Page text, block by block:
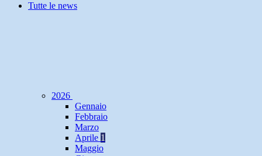
Tutte le news
2026
Gennaio
Febbraio
Marzo
Aprile 1
Maggio